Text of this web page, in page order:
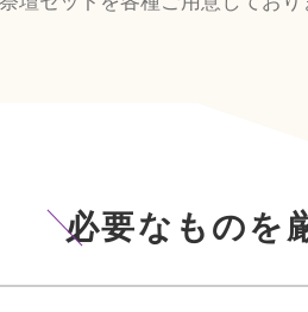
必要なものを